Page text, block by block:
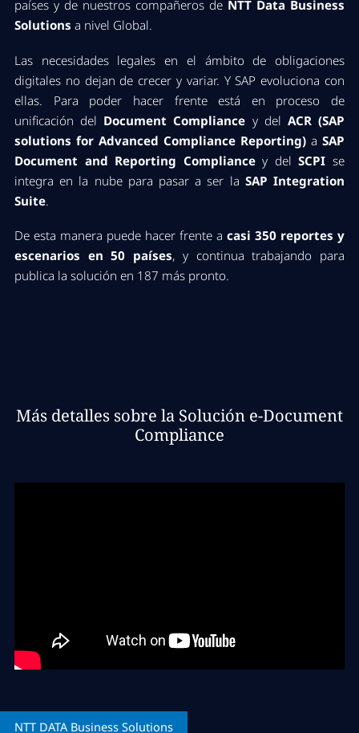
países y de nuestros compañeros de NTT Data Business
Solutions a nivel Global.
Las necesidades legales en el ámbito de obligaciones
digitales no dejan de crecer y variar. Y SAP evoluciona con
ellas. Para poder hacer frente está en proceso de
unificación del Document Compliance y del ACR (SAP
solutions for Advanced Compliance Reporting) aSAP
Document and Reporting Compliancey delSCPI se
integra en la nube para pasar a ser la SAP Integration
Suite.
De esta manera puede hacer frente acasi 350 reportes y
escenarios en 50 países, y continua trabajando para
publica la solución en 187 más pronto.
Más detalles sobre la Solución e-Document
Compliance
NTT DATABusiness Solutions